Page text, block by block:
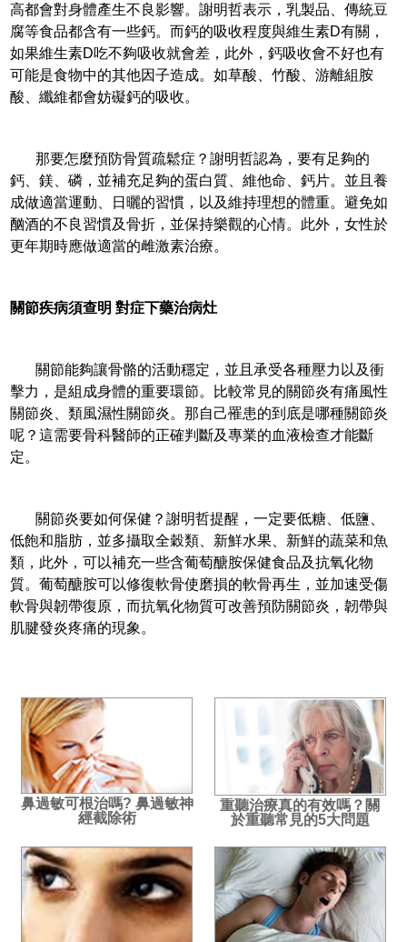
高都會對身體產生不良影響。謝明哲表示，乳製品、傳統豆
腐等食品都含有一些鈣。而鈣的吸收程度與維生素D有關，
如果維生素D吃不夠吸收就會差，此外，鈣吸收會不好也有
可能是食物中的其他因子造成。如草酸、竹酸、游離組胺
酸、纖維都會妨礙鈣的吸收。
那要怎麼預防骨質疏鬆症？謝明哲認為，要有足夠的
鈣、鎂、磷，並補充足夠的蛋白質、維他命、鈣片。並且養
成做適當運動、日曬的習慣，以及維持理想的體重。避免如
酗酒的不良習慣及骨折，並保持樂觀的心情。此外，女性於
更年期時應做適當的雌激素治療。
關節疾病須查明 對症下藥治病灶
關節能夠讓骨骼的活動穩定，並且承受各種壓力以及衝
擊力，是組成身體的重要環節。比較常見的關節炎有痛風性
關節炎、類風濕性關節炎。那自己罹患的到底是哪種關節炎
呢？這需要骨科醫師的正確判斷及專業的血液檢查才能斷
定。
關節炎要如何保健？謝明哲提醒，一定要低糖、低鹽、
低飽和脂肪，並多攝取全穀類、新鮮水果、新鮮的蔬菜和魚
類，此外，可以補充一些含葡萄醣胺保健食品及抗氧化物
質。葡萄醣胺可以修復軟骨使磨損的軟骨再生，並加速受傷
軟骨與韌帶復原，而抗氧化物質可改善預防關節炎，韌帶與
肌腱發炎疼痛的現象。
鼻過敏可根治嗎? 鼻過敏神
經截除術
重聽治療真的有效嗎？關
於重聽常見的5大問題